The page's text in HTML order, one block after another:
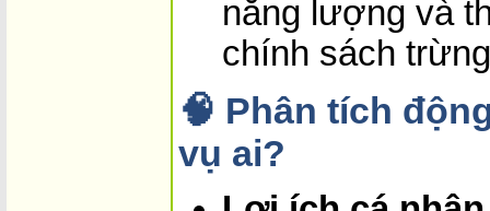
năng lượng và
chính sách
🧠 Phân tích
vụ ai?